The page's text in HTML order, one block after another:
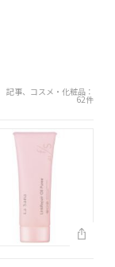
記事、コスメ・化粧品：
62件